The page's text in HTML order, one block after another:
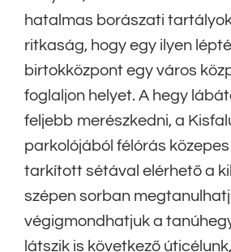
hatalmas borászati
ritkaság, hogy egy ilyen
birtokközpont egy város
foglaljon helyet. A hegy
feljebb merészkedni, a
parkolójából félórás
tarkított sétával elérhető a
szépen sorban
végigmondhatjuk a
látszik is következő